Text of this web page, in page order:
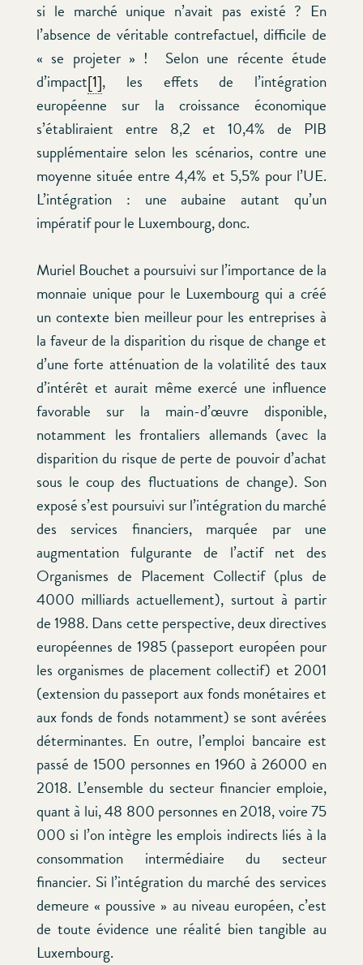
si le marché unique n’avait pas existé ? En
l’absence de véritable contrefactuel, difficile de
« se projeter » ! Selon une récente étude
d’impact[1], les effets de l’intégration
européenne sur la croissance économique
s’établiraient entre 8,2 et 10,4% de PIB
supplémentaire selon les scénarios, contre une
moyenne située entre 4,4% et 5,5% pour l’UE.
L’intégration : une aubaine autant qu’un
impératif pour le Luxembourg, donc.
Muriel Bouchet a poursuivi sur l’importance de la
monnaie unique pour le Luxembourg qui a créé
un contexte bien meilleur pour les entreprises à
la faveur de la disparition du risque de change et
d’une forte atténuation de la volatilité des taux
d’intérêt et aurait même exercé une influence
favorable sur la main-d’œuvre disponible,
notamment les frontaliers allemands (avec la
disparition du risque de perte de pouvoir d’achat
sous le coup des fluctuations de change). Son
exposé s’est poursuivi sur l’intégration du marché
des services financiers, marquée par une
augmentation fulgurante de l’actif net des
Organismes de Placement Collectif (plus de
4000 milliards actuellement), surtout à partir
de 1988. Dans cette perspective, deux directives
européennes de 1985 (passeport européen pour
les organismes de placement collectif) et 2001
(extension du passeport aux fonds monétaires et
aux fonds de fonds notamment) se sont avérées
déterminantes. En outre, l’emploi bancaire est
passé de 1500 personnes en 1960 à 26000 en
2018. L’ensemble du secteur financier emploie,
quant à lui, 48 800 personnes en 2018, voire 75
000 si l’on intègre les emplois indirects liés à la
consommation intermédiaire du secteur
financier. Si l’intégration du marché des services
demeure « poussive » au niveau européen, c’est
de toute évidence une réalité bien tangible au
Luxembourg.